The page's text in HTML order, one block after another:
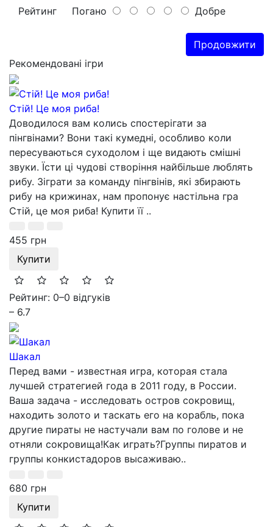
Рейтинг Погано Добре
Продовжити
Рекомендовані ігри
Стій! Це моя риба!
Доводилося вам колись спостерігати за
пінгвінами? Вони такі кумедні, особливо коли
пересуваються суходолом і ще видають смішні
звуки. Їсти ці чудові створіння найбільше люблять
рибу. Зіграти за команду пінгвінів, які збирають
рибу на крижинах, нам пропонує настільна гра
Стій, це моя риба! Купити її ..
455 грн
Купити
Рейтинг: 0–0 відгуків
– 6.7
Шакал
Перед вами - известная игра, которая стала
лучшей стратегией года в 2011 году, в России.
Ваша задача - исследовать остров сокровищ,
находить золото и таскать его на корабль, пока
другие пираты не настучали вам по голове и не
отняли сокровища!Как играть?Группы пиратов и
группы конкистадоров высаживаю..
680 грн
Купити